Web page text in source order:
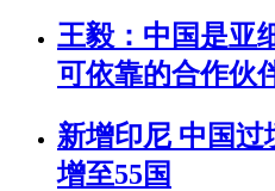
王毅：中国是亚
可依靠的合作伙
新增印尼 中国
增至55国